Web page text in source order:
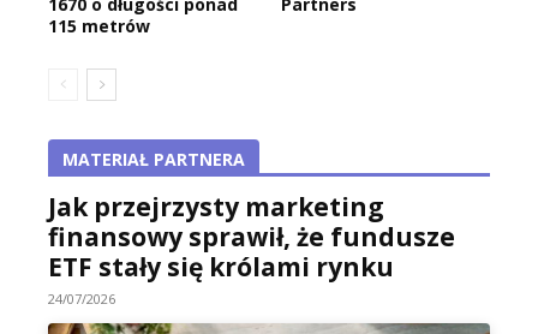
115 metrów
MATERIAŁ PARTNERA
Jak przejrzysty marketing
finansowy sprawił, że fundusze
ETF stały się królami rynku
24/07/2026